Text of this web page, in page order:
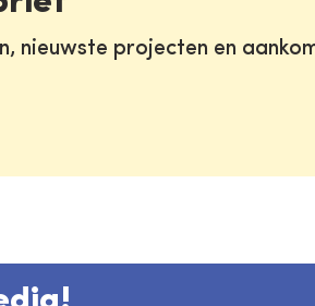
nieuwste projecten en